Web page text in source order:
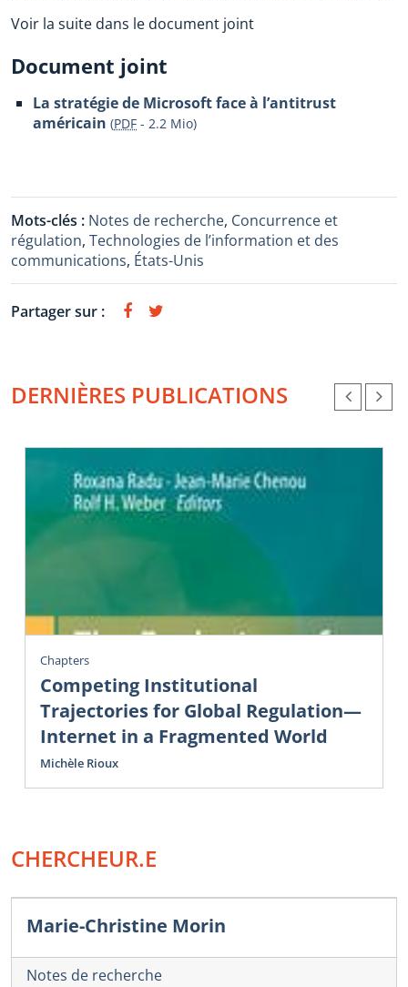
Voir la suite dans le document joint
Document joint
La stratégie de Microsoft face à l’antitrust
américain (PDF - 2.2 Mio)
Mots-clés : Notes de recherche, Concurrence et
régulation, Technologies de l’information et des
communications, États-Unis
Partager sur :
DERNIÈRES PUBLICATIONS
Chapters
Competing Institutional
Trajectories for Global Regulation—
Internet in a Fragmented World
Michèle Rioux
CHERCHEUR.E
Marie-Christine Morin
Notes de recherche